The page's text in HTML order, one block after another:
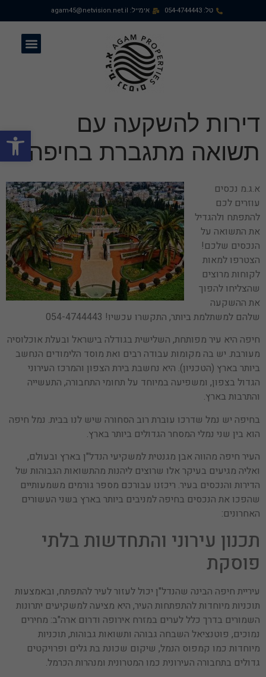
טל: 054-4744443 אימייל: agam45@netvision.net.il
דירות להשקעה עם
תשואה מתגברת בחיפה
א.ג.מ נכסים
עוזרים לכם
להתפתח ולהגדיל
את התשואה על
הנכסים שלכם!
הצטרפו למאות
לקוחות מרוצים
שהצליחו להפוך
את ההשקעה
שלהם למשתלמת ביותר, התקשרו עכשיו! 054-4744443
חיפה היא עיר מפותחת, השלישית בגודלה בישראל ובעלת אוכלוסיה
מעורבת. יש בה מקומות עבודה רבים ואת מוסד הלימודים הנחשב
ביותר בארץ (הטכניון). היא נחשבת בירת הצפון והמרכז העירוני
הגדול בצפון, ומשפיעה במיוחד על תחומי התחבורה, התעשייה
והתרבות בארץ.
בחיפה יש נמל שדרכו עוברת רוב הסחורה שיש לנו בבית. נמל חיפה
הוא בין שני נמלי המסחר הגדולים ביותר בארץ.
העיר חיפה מהווה אבן מגנטית למשקיעי הנדל"ן בארץ ובעולם,
ואליה מגיעים בעיקר אלו שרוצים ליהנות מהתשואות הגבוהות של
הדירות והנכסים בעיר. ריכזנו עבורכם מספר גורמים משמעותיים
שהפכו את הנכסים בחיפה למניבים ביותר בארץ בשני העשורים
האחרונים:
תכנון עירוני והתחדשות בלתי
פוסקת
עיריית חיפה הבינה שהנדל"ן יכול לעזור לעיר להתפתח, ובאמצעות
תוכניות מיוחדות להתפתחות העיר, היא מציעה למשקיעים יתרונות
השמורים בדרך כלל לערים במזרח אירופה ודרום ארה"ב: מחירים
נמוכים, פוטנציאל השבחה גבוהה ותשואות גבוהות, תוכניות
מיוחדות כמו קמפוס הנמל, שיקום שכונת בת גלים ופרויקטים
גדולים בתחבורה העירונית כמו המטרונית ומנהרות הכרמל.